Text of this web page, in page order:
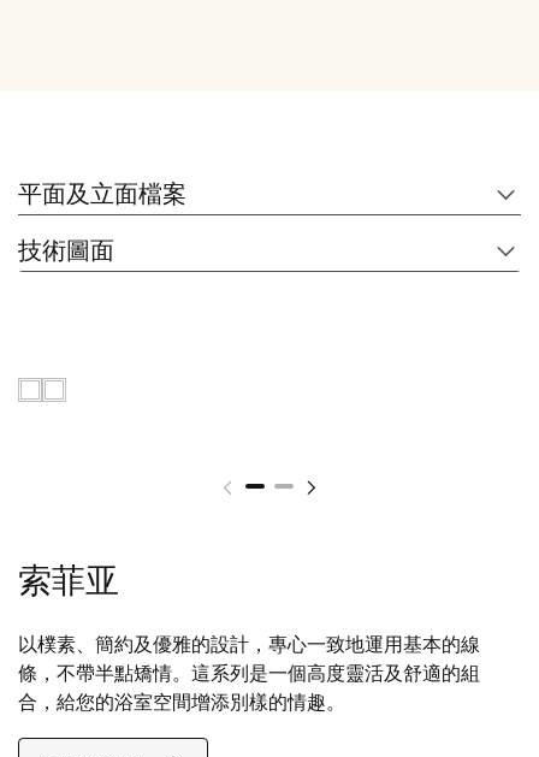
平面及立面檔案
技術圖面
索菲亚
以樸素、簡約及優雅的設計，專心一致地運用基本的線
條，不帶半點矯情。這系列是一個高度靈活及舒適的組
合，給您的浴室空間增添別樣的情趣。